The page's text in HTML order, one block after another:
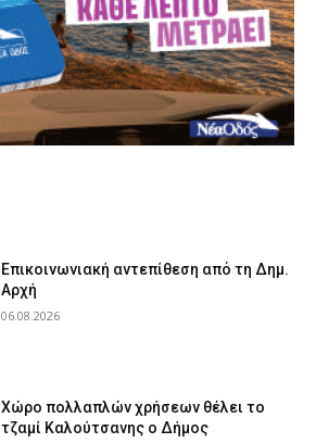
Επικοινωνιακή αντεπίθεση από τη Δημ.
Αρχή
06.08.2026
Χώρο πολλαπλών χρήσεων θέλει το
τζαμί Καλούτσανης ο Δήμος